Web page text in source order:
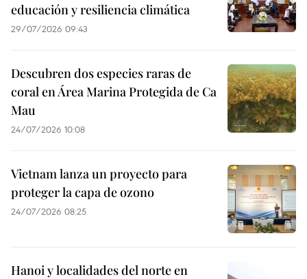
educación y resiliencia climática
29/07/2026 09:43
Descubren dos especies raras de
coral en Área Marina Protegida de Ca
Mau
24/07/2026 10:08
Vietnam lanza un proyecto para
proteger la capa de ozono
24/07/2026 08:25
Hanoi y localidades del norte en